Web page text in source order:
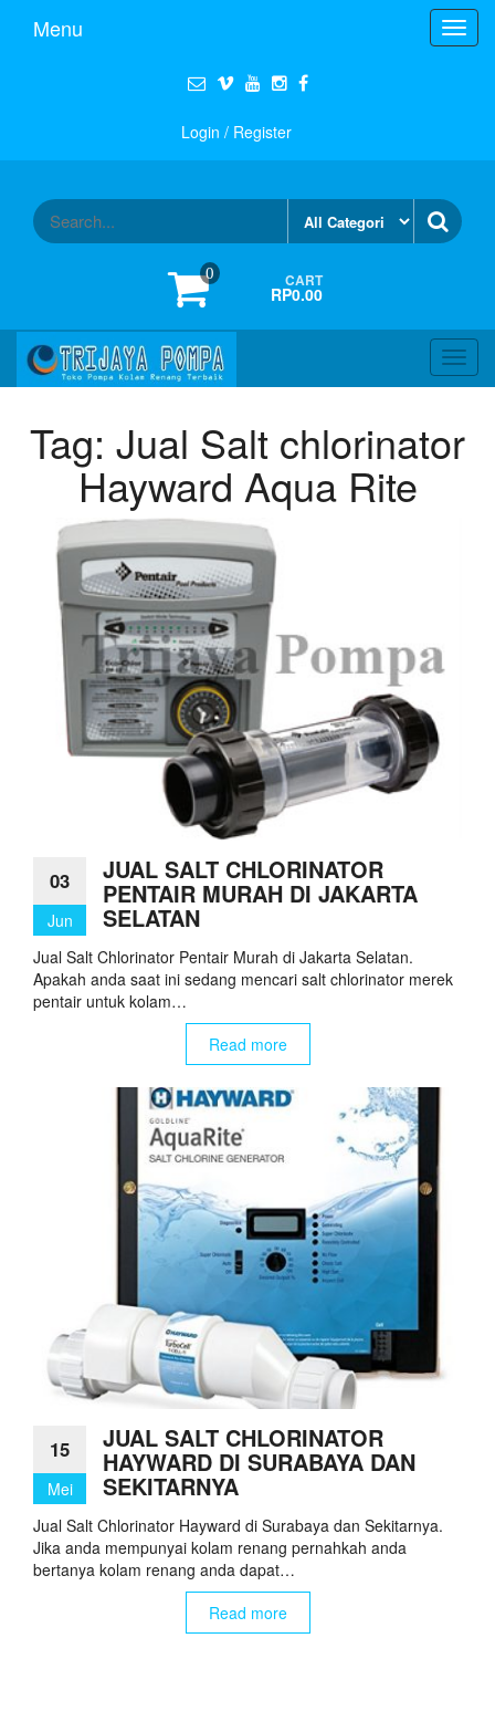
Menu
Login / Register
0 CART
RP0.00
Tag: Jual Salt chlorinator
Hayward Aqua Rite
03
Jun
JUAL SALT CHLORINATOR
PENTAIR MURAH DI JAKARTA
SELATAN
Jual Salt Chlorinator Pentair Murah di Jakarta Selatan.
Apakah anda saat ini sedang mencari salt chlorinator merek
pentair untuk kolam…
Read more
15
Mei
JUAL SALT CHLORINATOR
HAYWARD DI SURABAYA DAN
SEKITARNYA
Jual Salt Chlorinator Hayward di Surabaya dan Sekitarnya.
Jika anda mempunyai kolam renang pernahkah anda
bertanya kolam renang anda dapat…
Read more